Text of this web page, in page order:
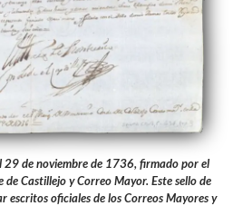
29 de noviembre de 1736, firmado por el
Castillejo y Correo Mayor. Este sello de
oficiales de los Correos Mayores y